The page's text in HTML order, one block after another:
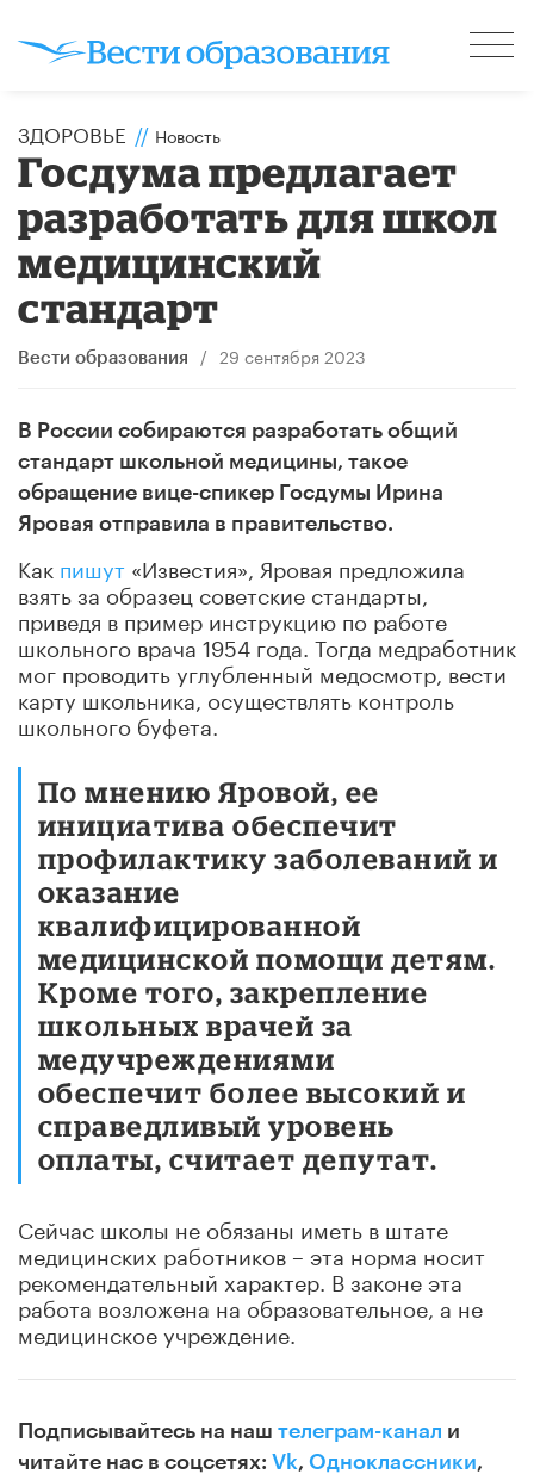
ЗДОРОВЬЕ // Новость
Госдума предлагает
разработать для школ
медицинский
стандарт
Вести образования / 29 сентября 2023
В России собираются разработать общий
стандарт школьной медицины, такое
обращение вице-спикер Госдумы Ирина
Яровая отправила в правительство.
Как пишут «Известия», Яровая предложила
взять за образец советские стандарты,
приведя в пример инструкцию по работе
школьного врача 1954 года. Тогда медработник
мог проводить углубленный медосмотр, вести
карту школьника, осуществлять контроль
школьного буфета.
По мнению Яровой, ее
инициатива обеспечит
профилактику заболеваний и
оказание
квалифицированной
медицинской помощи детям.
Кроме того, закрепление
школьных врачей за
медучреждениями
обеспечит более высокий и
справедливый уровень
оплаты, считает депутат.
Сейчас школы не обязаны иметь в штате
медицинских работников – эта норма носит
рекомендательный характер. В законе эта
работа возложена на образовательное, а не
медицинское учреждение.
Подписывайтесь на наш телеграм-канал и
читайте нас в соцсетях: Vk, Одноклассники,